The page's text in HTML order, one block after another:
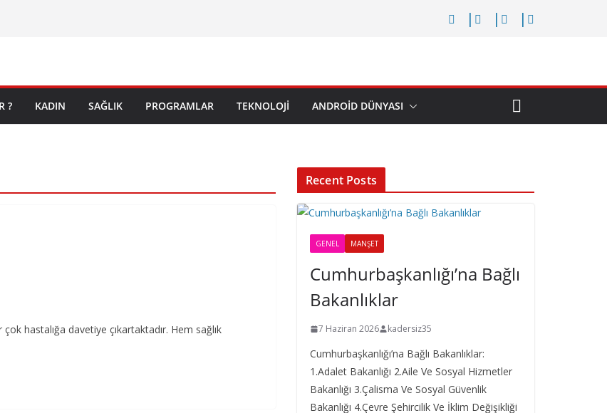
? KADIN SAĞLIK PROGRAMLAR TEKNOLOJI ANDROID DÜNYASI
çok hastalığa davetiye çıkartaktadır. Hem sağlık
Recent Posts
GENEL MANŞET
Cumhurbaşkanlığı’na Bağlı
Bakanlıklar
7 Haziran 2026 kadersiz35
Cumhurbaşkanlığı’na Bağlı Bakanlıklar:
1.Adalet Bakanlığı 2.Aile Ve Sosyal Hizmetler
Bakanlığı 3.Çalisma Ve Sosyal Güvenlik
Bakanlığı 4.Çevre Şehircilik Ve İklim Değişikliği